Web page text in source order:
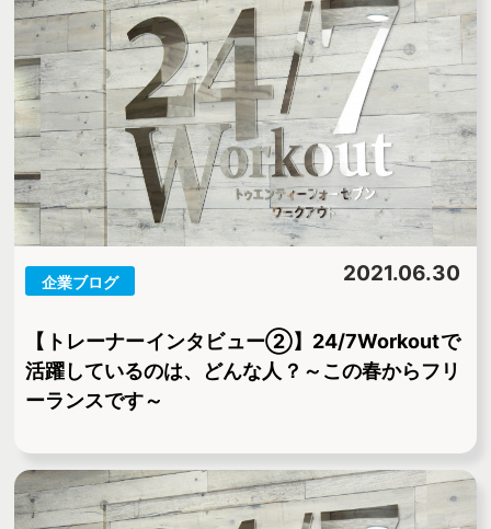
企業ブログ 2021.06.30
【トレーナーインタビュー②】24/7Workoutで
活躍しているのは、どんな人？～この春からフリ
ーランスです～